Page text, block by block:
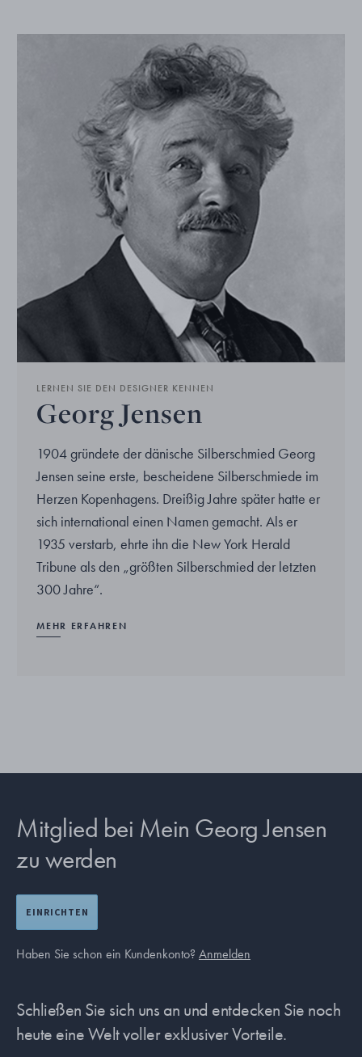
LERNEN SIE DEN DESIGNER KENNEN
Georg Jensen
1904 gründete der dänische Silberschmied Georg
Jensen seine erste, bescheidene Silberschmiede im
Herzen Kopenhagens. Dreißig Jahre später hatte er
sich international einen Namen gemacht. Als er
1935 verstarb, ehrte ihn die New York Herald
Tribune als den „größten Silberschmied der letzten
300 Jahre“.
MEHR ERFAHREN
Mitglied bei Mein Georg Jensen
zu werden
EINRICHTEN
Haben Sie schon ein Kundenkonto? Anmelden
Schließen Sie sich uns an und entdecken Sie noch
heute eine Welt voller exklusiver Vorteile.